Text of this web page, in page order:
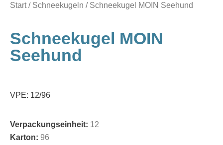
Start/ Schneekugeln / Schneekugel MOIN Seehund
Schneekugel MOIN
Seehund
VPE: 12/96
Verpackungseinheit: 12
Karton: 96